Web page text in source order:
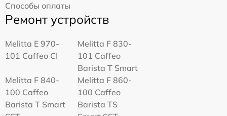
Способы оплаты
Ремонт устройств
Melitta Е 970-
101 Caffeo CI
Melitta F 830-
101 Caffeo
Barista T Smart
Melitta F 840-
100 Caffeo
Barista T Smart
Melitta F 860-
100 Caffeo
Barista TS